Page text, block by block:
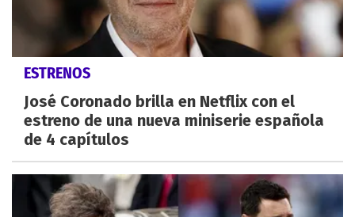
ESTRENOS
José Coronado brilla en Netflix con el
estreno de una nueva miniserie española
de 4 capítulos